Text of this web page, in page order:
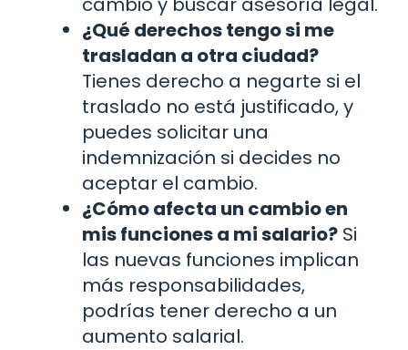
¿Qué derechos tengo si me
trasladan a otra ciudad?
Tienes derecho a negarte si el
traslado no está justificado, y
puedes solicitar una
indemnización si decides no
aceptar el cambio.
¿Cómo afecta un cambio en
mis funciones a mi salario? Si
las nuevas funciones implican
más responsabilidades,
podrías tener derecho a un
aumento salarial.